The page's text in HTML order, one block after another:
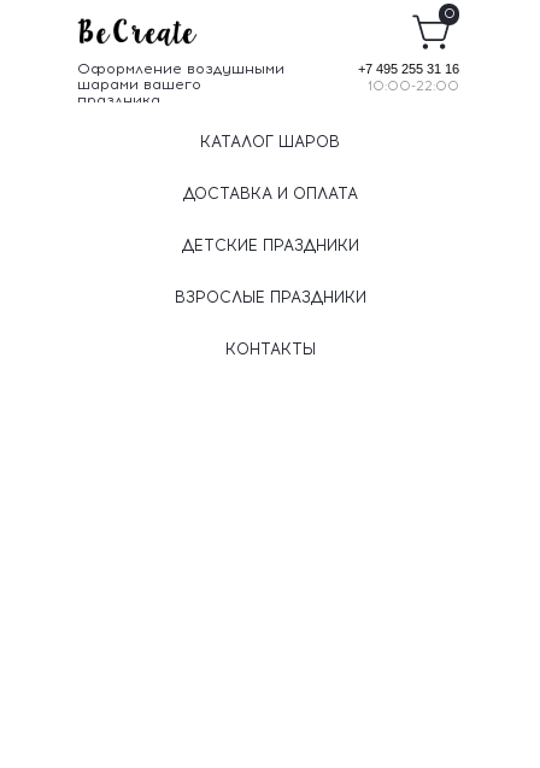
Оформление воздушными
шарами вашего
праздника
+7 495 255 31 16
10:00-22:00
0
КАТАЛОГ ШАРОВ
ДОСТАВКА И ОПЛАТА
ДЕТСКИЕ ПРАЗДНИКИ
ВЗРОСЛЫЕ ПРАЗДНИКИ
КОНТАКТЫ